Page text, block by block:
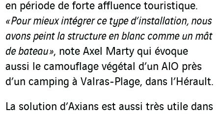
en période de forte affluence touristique.
« Pour mieux intégrer ce type d’installation, nous
avons peint la structure en blanc comme un mât
de bateau », note Axel Marty qui évoque
aussi le camouflage végétal d’un AIO près
d’un camping à Valras-Plage, dans l’Hérault.
La solution d’Axians est aussi très utile dans